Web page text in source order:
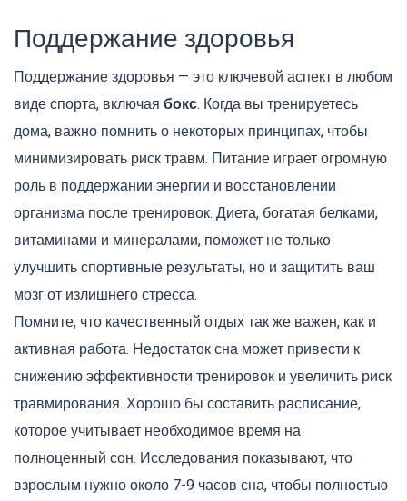
Поддержание здоровья
Поддержание здоровья — это ключевой аспект в любом
виде спорта, включая бокс. Когда вы тренируетесь
дома, важно помнить о некоторых принципах, чтобы
минимизировать риск травм. Питание играет огромную
роль в поддержании энергии и восстановлении
организма после тренировок. Диета, богатая белками,
витаминами и минералами, поможет не только
улучшить спортивные результаты, но и защитить ваш
мозг от излишнего стресса.
Помните, что качественный отдых так же важен, как и
активная работа. Недостаток сна может привести к
снижению эффективности тренировок и увеличить риск
травмирования. Хорошо бы составить расписание,
которое учитывает необходимое время на
полноценный сон. Исследования показывают, что
взрослым нужно около 7-9 часов сна, чтобы полностью